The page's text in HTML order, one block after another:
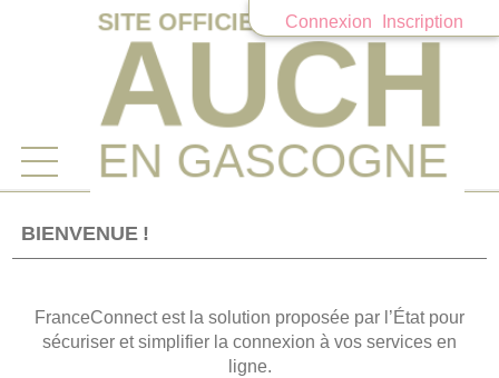
Connexion Inscription
Ouvrir le menu
Mon compte
BIENVENUE !
FranceConnect est la solution proposée par l’État pour
sécuriser et simplifier la connexion à vos services en
ligne.